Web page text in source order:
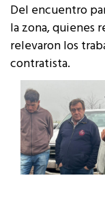
Del encuentro
la zona, quienes
relevaron los
contratista.